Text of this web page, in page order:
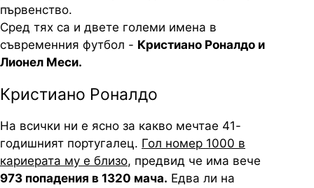
първенство.
Сред тях са и двете големи имена в
съвременния футбол - Кристиано Роналдо и
Лионел Меси.
Кристиано Роналдо
На всички ни е ясно за какво мечтае 41-
годишният португалец. Гол номер 1000 в
кариерата му е близо, предвид че има вече
973 попадения в 1320 мача. Едва ли на